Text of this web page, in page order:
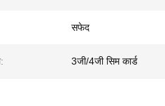
सफेद
3जी/4जी सिम कार्ड